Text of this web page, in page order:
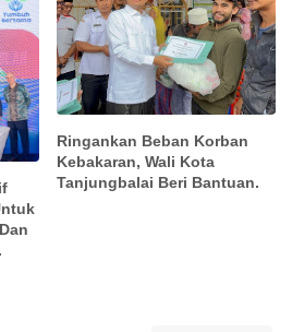
Ringankan Beban Korban
Kebakaran, Wali Kota
Tanjungbalai Beri Bantuan.